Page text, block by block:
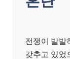
전쟁이 발발
갖추고 있었